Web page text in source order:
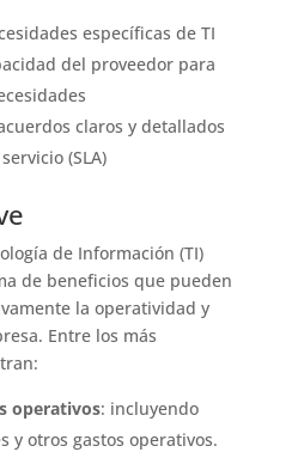
específicas de TI
del proveedor para
claros y detallados
(SLA)
de Información (TI)
de beneficios que pueden
la operatividad y
Entre los más
operativos: incluyendo
y otros gastos operativos.